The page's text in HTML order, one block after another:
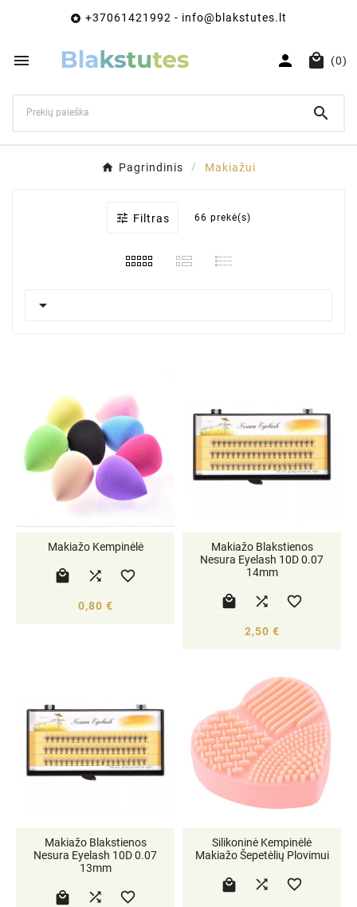
 +37061421992 - info@blakstutes.lt
   (0)

Pagrindinis Makiažui
 Filtras 66 prekė(s)

Makiažo Kempinėlė
  
0,80 €
Makiažo Blakstienos
Nesura Eyelash 10D 0.07
14mm
  
2,50 €
Makiažo Blakstienos
Nesura Eyelash 10D 0.07
13mm
  
Silikoninė Kempinėlė
Makiažo Šepetėlių Plovimui
  